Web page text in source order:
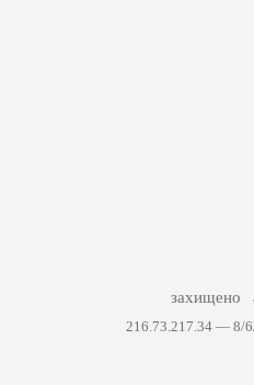
захищено
216.73.217.34 — 8/